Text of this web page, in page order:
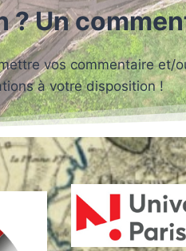
Un
vos commentaire et/
à votre disposition !